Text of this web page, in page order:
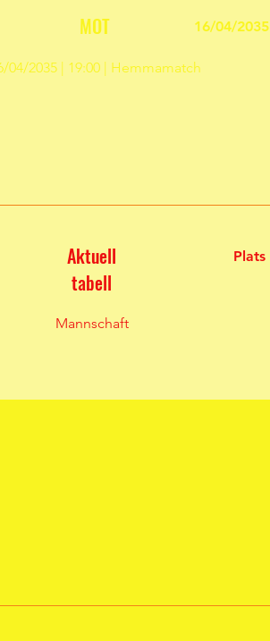
MOT 16/04/2035
04/2035 | 19:00 | Hemmamatch
Aktuell
tabell
Plats
Mannschaft